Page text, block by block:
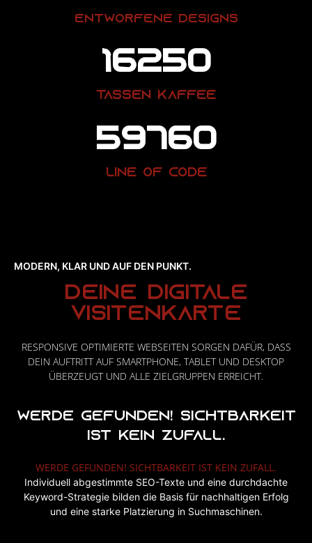
ENTWORFENE DESIGNS
TASSEN KAFFEE
16250
LINE OF CODE
59760
MODERN, KLAR UND AUF DEN PUNKT.
Deine Digitale
Visitenkarte
RESPONSIVE OPTIMIERTE WEBSEITEN SORGEN DAFÜR, DASS
DEIN AUFTRITT AUF SMARTPHONE, TABLET UND DESKTOP
ÜBERZEUGT UND ALLE ZIELGRUPPEN ERREICHT.
Werde gefunden! Sichtbarkeit
ist kein Zufall.
WERDE GEFUNDEN! SICHTBARKEIT IST KEIN ZUFALL.
Individuell abgestimmte SEO-Texte und eine durchdachte
Keyword-Strategie bilden die Basis für nachhaltigen Erfolg
und eine starke Platzierung in Suchmaschinen.